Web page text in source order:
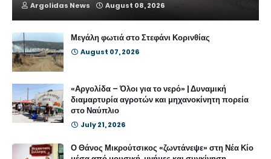
Argolidas News August 08, 2026
Μεγάλη φωτιά στο Στεφάνι Κορινθίας
August 07, 2026
«Αργολίδα – Όλοι για το νερό» | Δυναμική
διαμαρτυρία αγροτών και μηχανοκίνητη πορεία
στο Ναύπλιο
July 21, 2026
Ο Θάνος Μικρούτσικος «ζωντάνεψε» στη Νέα Κίο